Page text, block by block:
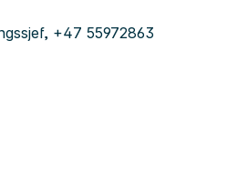
+47 55972863